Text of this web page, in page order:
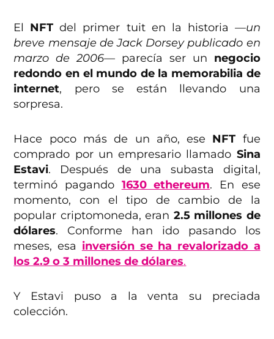
El NFT del primer tuit en la historia —un
breve mensaje de Jack Dorsey publicado en
marzo de 2006— parecía ser un negocio
redondo en el mundo de la memorabilia de
internet, pero se están llevando una
sorpresa.
Hace poco más de un año, ese NFT fue
comprado por un empresario llamado Sina
Estavi. Después de una subasta digital,
terminó pagando 1630 ethereum. En ese
momento, con el tipo de cambio de la
popular criptomoneda, eran 2.5 millones de
dólares. Conforme han ido pasando los
meses, esa inversión se ha revalorizado a
los 2.9 o 3 millones de dólares.
Y Estavi puso a la venta su preciada
colección.